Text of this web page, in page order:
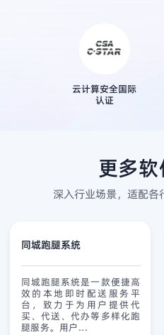
云计算安全国际
认证
更多
深入行业场景，适配各
同城跑腿系统
同城跑腿系统是一款便捷高
效的本地即时配送服务平
台，致力于为用户提供代
买、代送、代办等多样化跑
腿服务。用户...